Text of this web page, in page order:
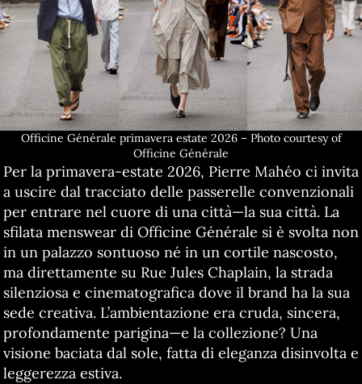
Officine Générale primavera estate 2026 – Photo courtesy of
Officine Générale
Per la primavera-estate 2026, Pierre Mahéo ci invita
a uscire dal tracciato delle passerelle convenzionali
per entrare nel cuore di una città—la sua città. La
sfilata menswear di Officine Générale si è svolta non
in un palazzo sontuoso né in un cortile nascosto,
ma direttamente su Rue Jules Chaplain, la strada
silenziosa e cinematografica dove il brand ha la sua
sede creativa. L’ambientazione era cruda, sincera,
profondamente parigina—e la collezione? Una
visione baciata dal sole, fatta di eleganza disinvolta e
leggerezza estiva.